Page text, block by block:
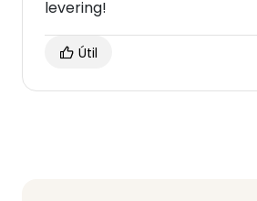
levering!
Útil